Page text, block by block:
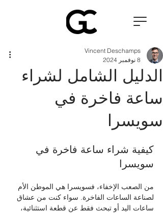
الدليل الشامل لشراء
ساعة فاخرة في
سويسرا
Vincent Deschamps
8 نوفمبر 2024
كيفية شراء ساعة فاخرة في
سويسرا
من الصعب الإخفاء، فسويسرا هي الموطن الأم
لصناعة الساعات الفاخرة. سواء كنت من عشاق
ساعات اليد أو تبحث فقط عن قطعة استثنائية،